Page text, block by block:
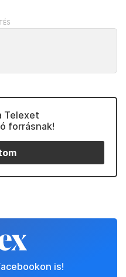
Telexet
forrásnak!
is!